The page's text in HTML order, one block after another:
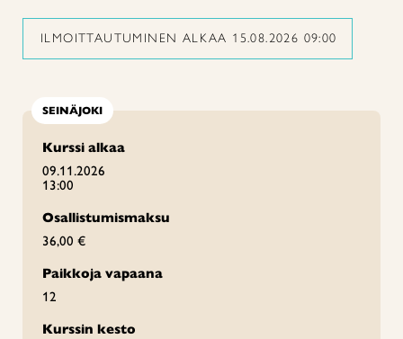
ILMOITTAUTUMINEN ALKAA 15.08.2026 09:00
SEINÄJOKI
Kurssi alkaa
09.11.2026
13:00
Osallistumismaksu
36,00 €
Paikkoja vapaana
12
Kurssin kesto